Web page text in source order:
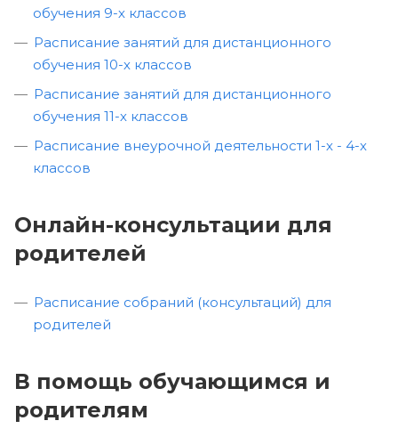
обучения 9-х классов
Расписание занятий для дистанционного
обучения 10-х классов
Расписание занятий для дистанционного
обучения 11-х классов
Расписание внеурочной деятельности 1-х - 4-х
классов
Онлайн-консультации для
родителей
Расписание собраний (консультаций) для
родителей
В помощь обучающимся и
родителям